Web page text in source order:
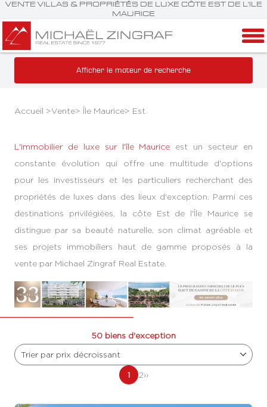
VENTE VILLAS & PROPRIÉTÉS DE LUXE CÔTE EST DE L'ILE
MAURICE
Afficher le moteur de recherche
Accueil >Vente> Île Maurice> Est
L'immobilier de luxe sur l'île Maurice est un secteur en
constante évolution qui offre une multitude d'options
pour les investisseurs et les particuliers recherchant des
propriétés de luxes dans des lieux d'exception. Parmi ces
destinations privilégiées, la côte Est de l'Île Maurice se
distingue par sa beauté naturelle, son climat agréable et
ses projets immobiliers haut de gamme proposés à la
vente par Michael Zingraf Real Estate.
50 biens d'exception
Trier par prix décroissant
1 2››